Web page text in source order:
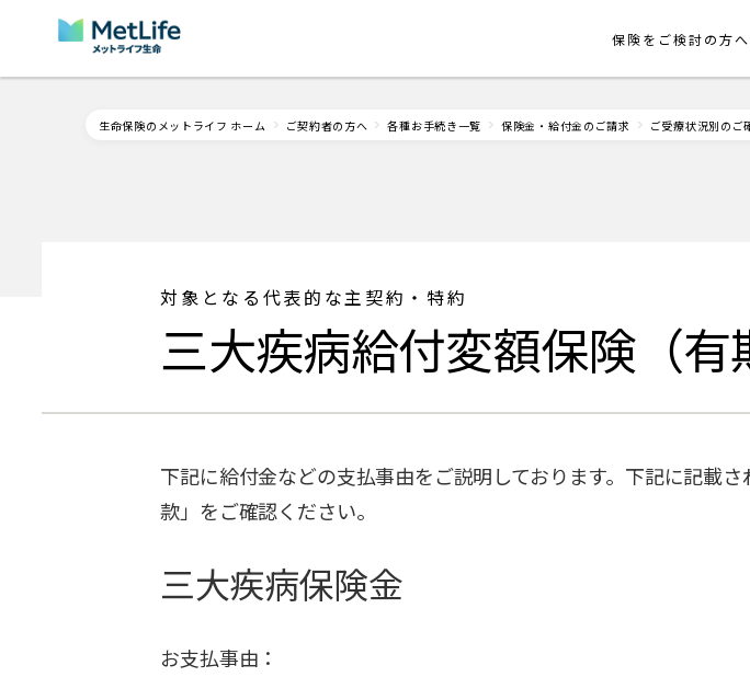
Skip Navigation
保険をご検討の方
生命保険のメットライフ ホーム ご契約者の方へ 各種お手続き一覧 保険金・給付金のご請求 ご受療状況別のご
対象となる代表的な主契約・特約
三大疾病給付変額保険（有
下記に給付金などの支払事由をご説明しております。下記に記載
款」をご確認ください。
三大疾病保険金
お支払事由：